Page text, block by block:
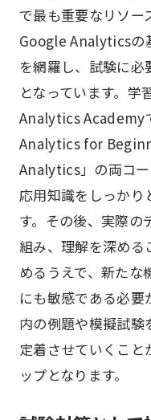
で最も重要なリソー
Google Analyticsの
を網羅し、試験に
となっています。
Analytics Academy
Analytics for
Analytics」の両コ
応用知識をしっかり
す。その後、実際の
組み、理解を深める
めるうえで、新たな
にも敏感である必要
内の例題や模擬試験
定着させていくこと
ップとなります。